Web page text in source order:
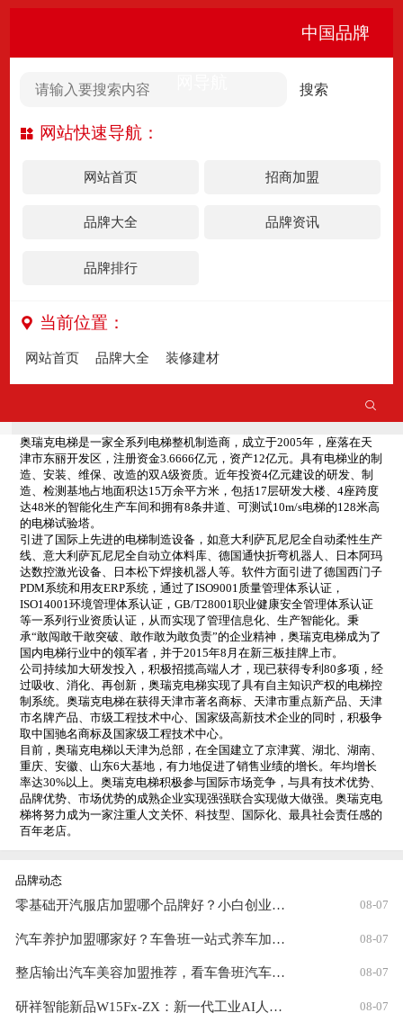
中国品牌
网站快速导航：
网站首页 招商加盟
品牌大全 品牌资讯
品牌排行
当前位置：
网站首页 品牌大全 装修建材
奥瑞克电梯
天津市奥瑞克电梯有限公司
法定代表人： 李洪利
400-611-1116
品牌发源地：天津 品牌创立时间： 2005-01-24
目前奥瑞克电梯品牌尚未上任何行业榜单。
申请入驻
奥瑞克电梯是一家全系列电梯整机制造商，成立于2005年，座落在天
津市东丽开发区，注册资金3.6666亿元，资产12亿元。具有电梯业的制
造、安装、维保、改造的双A级资质。近年投资4亿元建设的研发、制
造、检测基地占地面积达15万余平方米，包括17层研发大楼、4座跨度
达48米的智能化生产车间和拥有8条井道、可测试10m/s电梯的128米高
的电梯试验塔。
引进了国际上先进的电梯制造设备，如意大利萨瓦尼尼全自动柔性生产
线、意大利萨瓦尼尼全自动立体料库、德国通快折弯机器人、日本阿玛
达数控激光设备、日本松下焊接机器人等。软件方面引进了德国西门子
PDM系统和用友ERP系统，通过了ISO9001质量管理体系认证，
ISO14001环境管理体系认证，GB/T28001职业健康安全管理体系认证
等一系列行业资质认证，从而实现了管理信息化、生产智能化。秉
承“敢闯敢干敢突破、敢作敢为敢负责”的企业精神，奥瑞克电梯成为了
国内电梯行业中的领军者，并于2015年8月在新三板挂牌上市。
公司持续加大研发投入，积极招揽高端人才，现已获得专利80多项，经
过吸收、消化、再创新，奥瑞克电梯实现了具有自主知识产权的电梯控
制系统。奥瑞克电梯在获得天津市著名商标、天津市重点新产品、天津
市名牌产品、市级工程技术中心、国家级高新技术企业的同时，积极争
取中国驰名商标及国家级工程技术中心。
目前，奥瑞克电梯以天津为总部，在全国建立了京津冀、湖北、湖南、
重庆、安徽、山东6大基地，有力地促进了销售业绩的增长。年均增长
率达30%以上。奥瑞克电梯积极参与国际市场竞争，与具有技术优势、
品牌优势、市场优势的成熟企业实现强强联合实现做大做强。奥瑞克电
梯将努力成为一家注重人文关怀、科技型、国际化、最具社会责任感的
百年老店。
品牌动态
零基础开汽服店加盟哪个品牌好？小白创业选品牌实用参考 08-07
汽车养护加盟哪家好？车鲁班一站式养车加盟值得考察 08-07
整店输出汽车美容加盟推荐，看车鲁班汽车美容如何降低开店门槛 08-07
研祥智能新品W15Fx-ZX：新一代工业AI人机交互终端 08-07